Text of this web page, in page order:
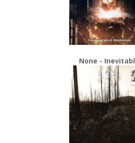
None -